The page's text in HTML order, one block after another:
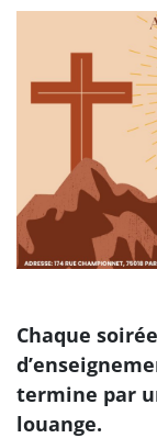
Chaque
termine par
louange.